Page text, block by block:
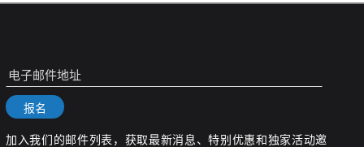
报名
加入我们的邮件列表，获取最新消息、特别优惠和独家活动邀